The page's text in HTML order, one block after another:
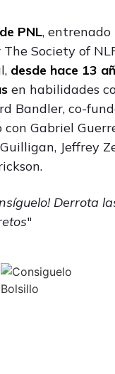
PNL, entrenado
Society of
desde hace 13
en habilidades
Bandler, co-
Gabriel
Jeffrey
Derrota
"